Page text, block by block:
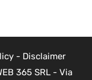
- Disclaimer
365 SRL - Via